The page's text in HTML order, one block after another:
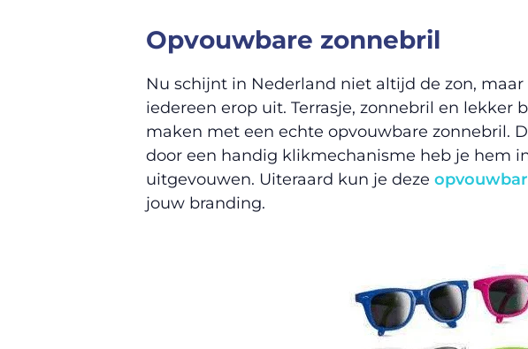
Opvouwbare zonnebril
Nu schijnt in Nederland niet altijd de zon,
iedereen erop uit. Terrasje, zonnebril en lekker
maken met een echte opvouwbare zonnebril.
door een handig klikmechanisme heb je hem
uitgevouwen. Uiteraard kun je deze
jouw branding.